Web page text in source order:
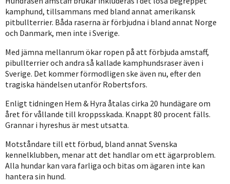
kamphund, tillsammans med bland annat amerikansk
pitbullterrier. Båda raserna är förbjudna i bland annat Norge
och Danmark, men inte i Sverige.
Med jämna mellanrum ökar ropen på att förbjuda amstaff,
pibullterrier och andra så kallade kamphundsraser även i
Sverige. Det kommer förmodligen ske även nu, efter den
tragiska händelsen utanför Robertsfors.
Enligt tidningen Hem & Hyra åtalas cirka 20 hundägare om
året för vållande till kroppsskada. Knappt 80 procent fälls.
Grannar i hyreshus är mest utsatta.
Motståndare till ett förbud, bland annat Svenska
kennelklubben, menar att det handlar om ett ägarproblem.
Alla hundar kan vara farliga och bitas om ägaren inte kan
hantera sin hund.